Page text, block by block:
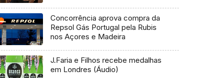
Concorrência aprova compra da
Repsol Gás Portugal pela Rubis
nos Açores e Madeira
J.Faria e Filhos recebe medalhas
em Londres (Áudio)